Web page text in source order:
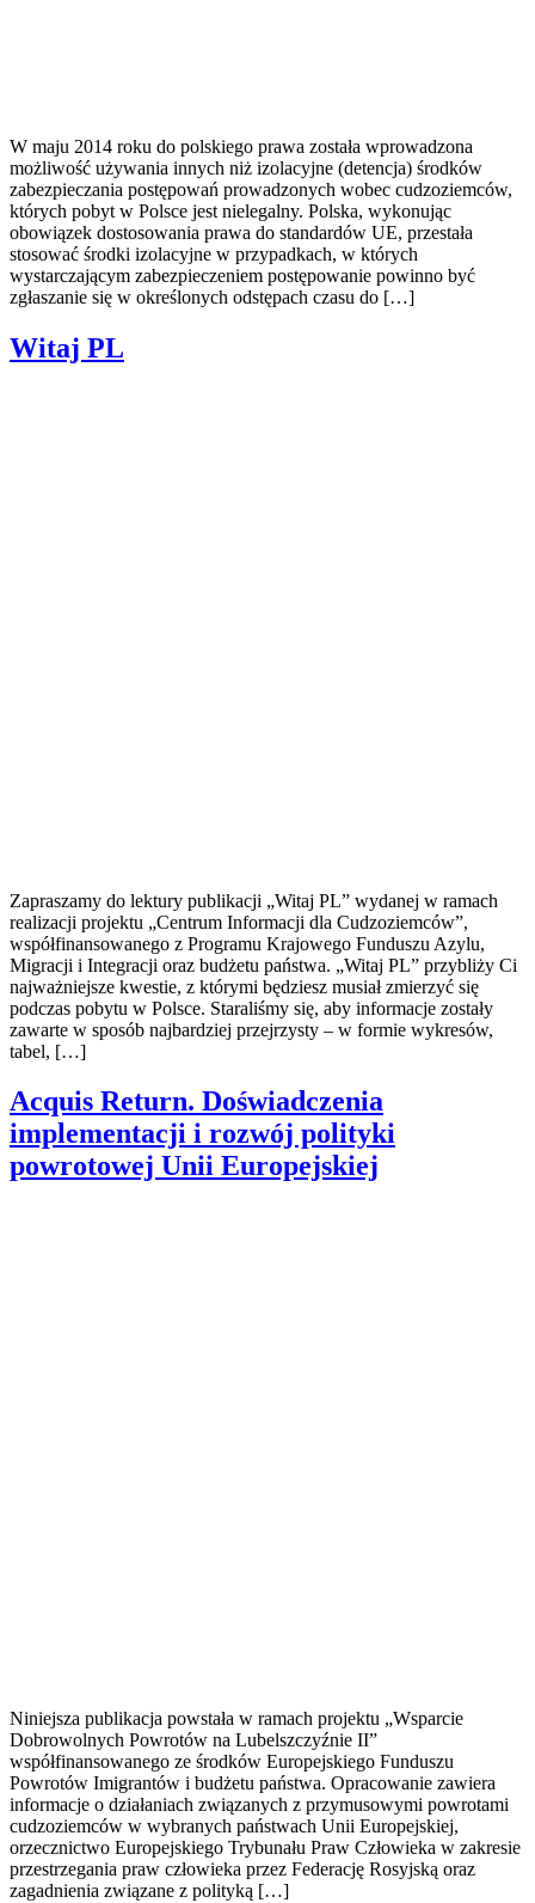
W maju 2014 roku do polskiego prawa została wprowadzona
możliwość używania innych niż izolacyjne (detencja) środków
zabezpieczania postępowań prowadzonych wobec cudzoziemców,
których pobyt w Polsce jest nielegalny. Polska, wykonując
obowiązek dostosowania prawa do standardów UE, przestała
stosować środki izolacyjne w przypadkach, w których
wystarczającym zabezpieczeniem postępowanie powinno być
zgłaszanie się w określonych odstępach czasu do […]
Witaj PL
Zapraszamy do lektury publikacji „Witaj PL” wydanej w ramach
realizacji projektu „Centrum Informacji dla Cudzoziemców”,
współfinansowanego z Programu Krajowego Funduszu Azylu,
Migracji i Integracji oraz budżetu państwa. „Witaj PL” przybliży Ci
najważniejsze kwestie, z którymi będziesz musiał zmierzyć się
podczas pobytu w Polsce. Staraliśmy się, aby informacje zostały
zawarte w sposób najbardziej przejrzysty – w formie wykresów,
tabel, […]
Acquis Return. Doświadczenia
implementacji i rozwój polityki
powrotowej Unii Europejskiej
Niniejsza publikacja powstała w ramach projektu „Wsparcie
Dobrowolnych Powrotów na Lubelszczyźnie II”
współfinansowanego ze środków Europejskiego Funduszu
Powrotów Imigrantów i budżetu państwa. Opracowanie zawiera
informacje o działaniach związanych z przymusowymi powrotami
cudzoziemców w wybranych państwach Unii Europejskiej,
orzecznictwo Europejskiego Trybunału Praw Człowieka w zakresie
przestrzegania praw człowieka przez Federację Rosyjską oraz
zagadnienia związane z polityką […]